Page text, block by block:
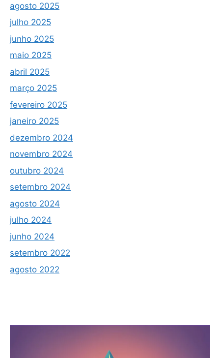
agosto 2025
julho 2025
junho 2025
maio 2025
abril 2025
março 2025
fevereiro 2025
janeiro 2025
dezembro 2024
novembro 2024
outubro 2024
setembro 2024
agosto 2024
julho 2024
junho 2024
setembro 2022
agosto 2022